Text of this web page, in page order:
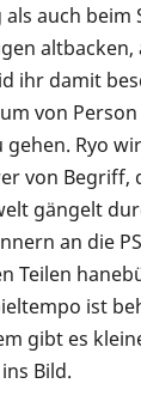
auch beim
altbacken,
ihr damit
von
Ryo
von Begriff,
gängelt
an die
Teilen
ist
gibt es
Bild.